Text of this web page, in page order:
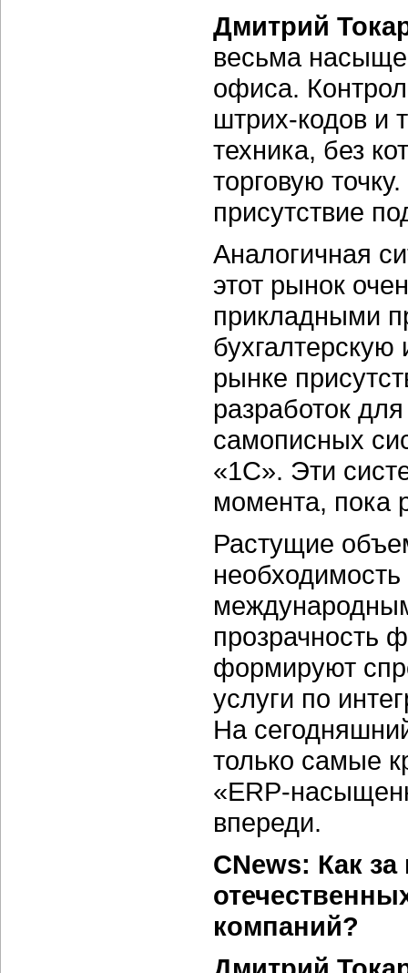
Дмитрий
весьма
офиса.
штрих-кодов и
техника, без
торговую
присутствие
Аналогичная
этот рынок
прикладными
рынке
разработок
самописных
«1С». Эти
момента, пока
Растущие
необходимость
прозрачность
формируют
услуги по
На
только самые
«ERP-
впереди.
CNews: Как
компаний?